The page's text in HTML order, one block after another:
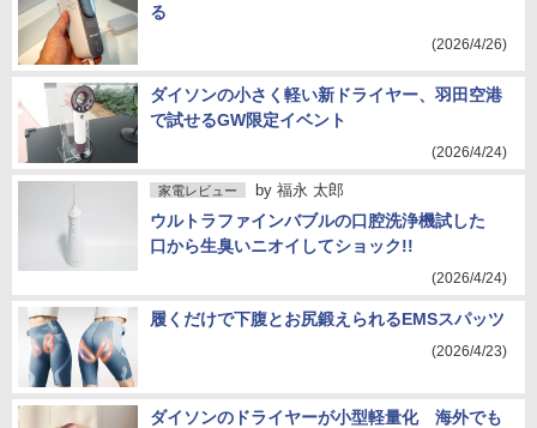
る
(2026/4/26)
ダイソンの小さく軽い新ドライヤー、羽田空港
で試せるGW限定イベント
(2026/4/24)
家電レビュー by 福永 太郎
ウルトラファインバブルの口腔洗浄機試した
口から生臭いニオイしてショック!!
(2026/4/24)
履くだけで下腹とお尻鍛えられるEMSスパッツ
(2026/4/23)
ダイソンのドライヤーが小型軽量化 海外でも